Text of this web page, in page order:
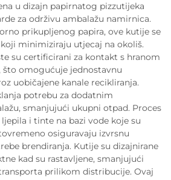
u dizajn papirnatog pizzutijeka
za održivu ambalažu namirnica.
prikupljenog papira, ove kutije se
minimiziraju utjecaj na okoliš.
su certificirani za kontakt s hranom
omogućuje jednostavnu
uobičajene kanale recikliranja.
potrebu za dodatnim
smanjujući ukupni otpad. Proces
i tinte na bazi vode koje su
osiguravaju izvrsnu
brendiranja. Kutije su dizajnirane
kad su rastavljene, smanjujući
prilikom distribucije. Ovaj